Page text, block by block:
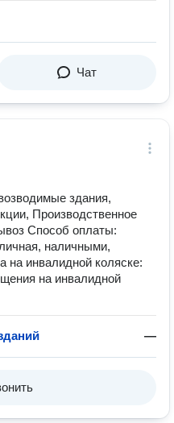
Чат
здания,
Производственное
Способ оплаты:
наличными,
на инвалидной коляске:
на инвалидной
—